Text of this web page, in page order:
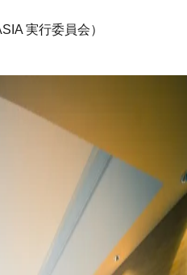
実行委員会）